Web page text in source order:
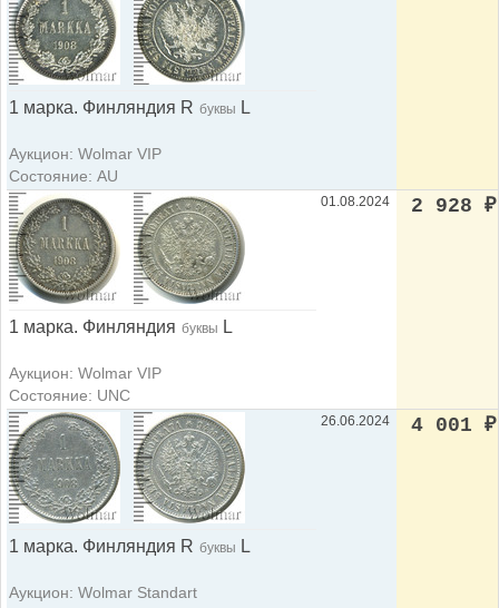
1 марка. Финляндия R буквы L
Аукцион: Wolmar VIP
Состояние: AU
1 марка. Финляндия буквы L
Аукцион: Wolmar VIP
Состояние: UNC
01.08.2024 2 928 ₽
1 марка. Финляндия R буквы L
Аукцион: Wolmar Standart
26.06.2024 4 001 ₽